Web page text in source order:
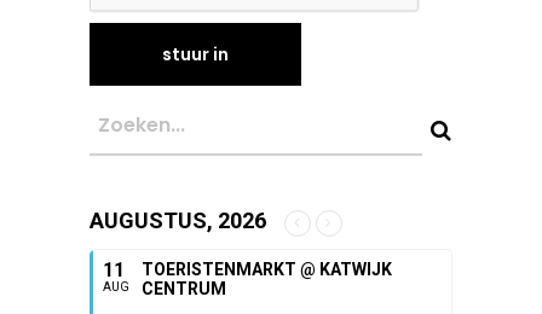
AUGUSTUS, 2026
11
AUG
TOERISTENMARKT @ KATWIJK
CENTRUM